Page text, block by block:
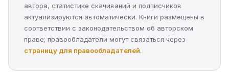
автора, статистике скачиваний и подписчиков
актуализируются автоматически. Книги размещены в
соответствии с законодательством об авторском
праве; правообладатели могут связаться через
страницу для правообладателей.